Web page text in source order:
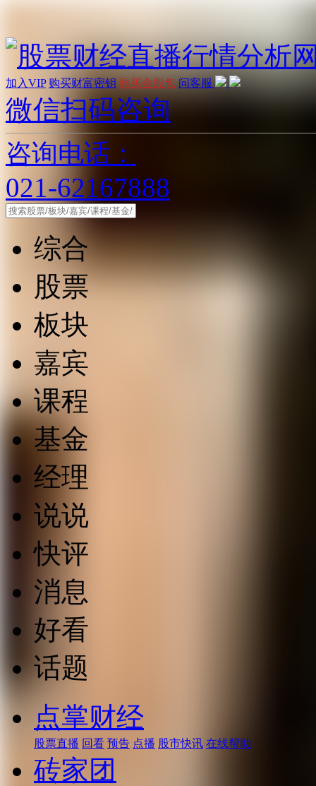
加入VIP 购买财富密钥 购买金股包 问客服
微信扫码咨询
咨询电话：
021-62167888
综合
股票
板块
嘉宾
课程
基金
经理
说说
快评
消息
好看
话题
点掌财经
股票直播 回看 预告 点播 股市快讯 在线帮助
砖家团